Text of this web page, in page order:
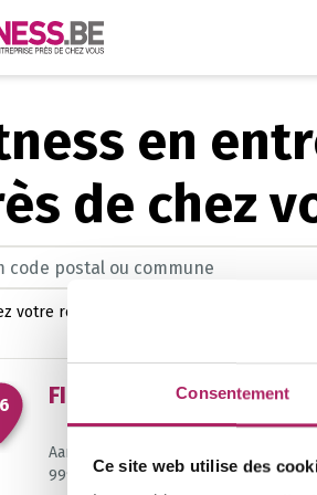
Consentement
Ce site web utilise des
en
de chez
fitness
votre recherche à l'aide d'un
FIT4MOTION
Aardenburgkalseide 254
9990 Maldegem